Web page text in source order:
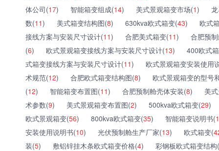
体公司(17) 智能箱变组成(14) 美式景观箱变市场(1)
数(11) 美式箱变结构图(8) 630kva欧式箱变(43)
欧式
接线方案与安装尺寸设计(11) 合肥美式箱变(11)
合肥预
(6) 欧式景观箱变接线方案与安装尺寸设计(13)
400欧式
式箱变接线方案与安装尺寸设计(11)
欧式景观箱变安装使用
术规范(12) 合肥欧式箱变结构图(8)
欧式景观箱变的型号
(12) 智能箱变布置图(11) 合肥预制舱壳体安装(8)
美
术参数(9) 美式景观箱变布置图(2) 500kva欧式箱变(29)
欧式景观箱变(56) 800kva欧式箱变(35) 智能箱变说明书(
安装使用说明书(10) 光伏预制舱生产厂家(13) 欧式箱变(
装(5) 敷铝锌挂木条欧式箱变价格(4)
彩钢板欧式箱变结构(